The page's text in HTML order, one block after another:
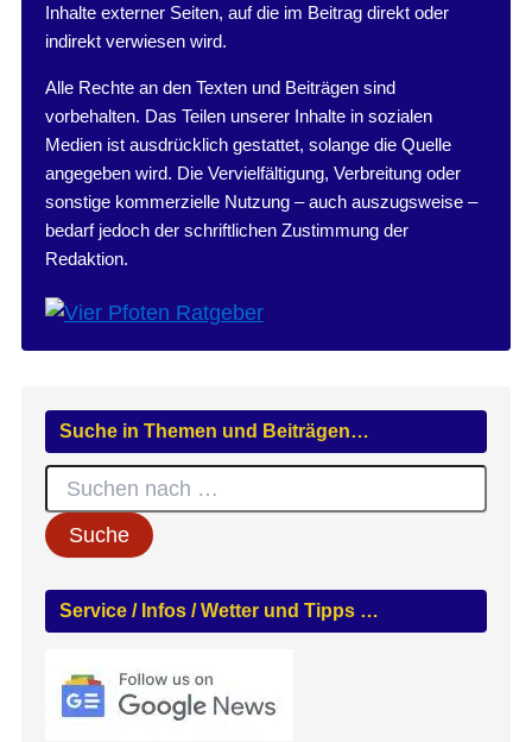
Inhalte externer Seiten, auf die im Beitrag direkt oder
indirekt verwiesen wird.
Alle Rechte an den Texten und Beiträgen sind
vorbehalten. Das Teilen unserer Inhalte in sozialen
Medien ist ausdrücklich gestattet, solange die Quelle
angegeben wird. Die Vervielfältigung, Verbreitung oder
sonstige kommerzielle Nutzung – auch auszugsweise –
bedarf jedoch der schriftlichen Zustimmung der
Redaktion.
Suche in Themen und Beiträgen…
S
c
h
n
Service / Infos / Wetter und Tipps …